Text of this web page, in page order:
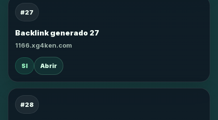
#27
Backlink generado 27
1166.xg4ken.com
SI Abrir
#28